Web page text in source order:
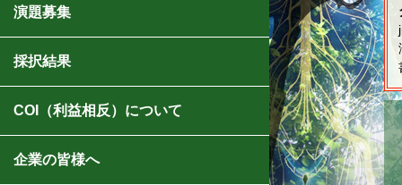
演題募集
採択結果
COI（利益相反）について
企業の皆様へ